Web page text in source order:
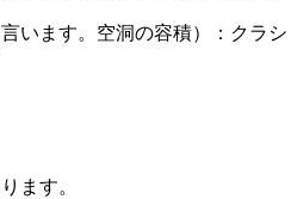
います。空洞の容積）：クラシ
ます。